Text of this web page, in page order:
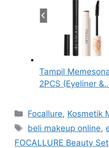
Tampil
2PCS (Eyeliner
Kategori
Focallure, Kosmetik
Tag
beli makeup online,
FOCALLURE Beauty Set